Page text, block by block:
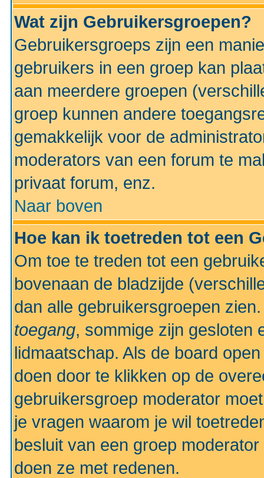
Wat zijn Gebruikersgroepen?
Gebruikersgroeps zijn een
gebruikers in een groep kan
aan meerdere groepen
groep kunnen andere
gemakkelijk voor de
moderators van een forum te
privaat forum, enz.
Naar boven
Hoe kan ik toetreden tot een
Om toe te treden tot een
bovenaan de bladzijde
dan alle gebruikersgroepen
toegang, sommige zijn gesloten
lidmaatschap. Als de board
doen door te klikken op de
gebruikersgroep moderator
je vragen waarom je wil
besluit van een groep
doen ze met redenen.